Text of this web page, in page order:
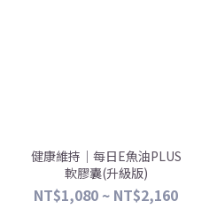
健康維持｜每日E魚油PLUS
軟膠囊(升級版)
NT$1,080 ~ NT$2,160